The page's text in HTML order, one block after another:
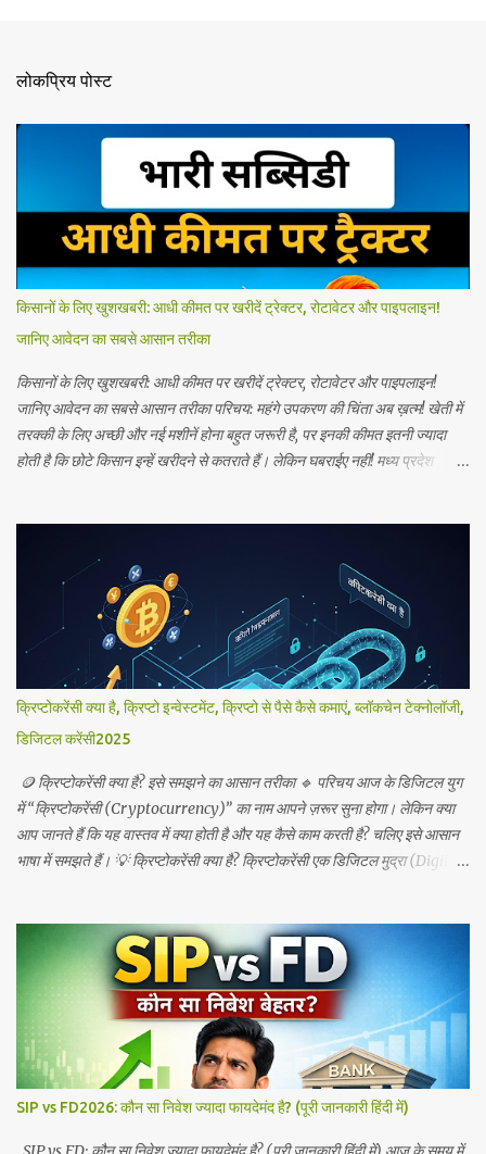
लोकप्रिय पोस्ट
किसानों के लिए खुशखबरी: आधी कीमत पर खरीदें ट्रेक्टर, रोटावेटर और पाइपलाइन!
जानिए आवेदन का सबसे आसान तरीका
किसानों के लिए खुशखबरी: आधी कीमत पर खरीदें ट्रेक्टर, रोटावेटर और पाइपलाइन!
जानिए आवेदन का सबसे आसान तरीका परिचय: महंगे उपकरण की चिंता अब ख़त्म! खेती में
तरक्की के लिए अच्छी और नई मशीनें होना बहुत जरूरी है, पर इनकी कीमत इतनी ज्यादा
होती है कि छोटे किसान इन्हें खरीदने से कतराते हैं। लेकिन घबराईए नहीं! मध्य प्रदेश
Yojana) यह योजना मध्य प्रदेश सरकार के 'किसान कल्याण तथा कृषि विकास विभाग'
द्वारा चलाई जाती है। इसका मुख्य उद्देश्य किसानों को सस्ते में आधुनिक कृषि उपकरण
उपलब्ध कराना है। * कितनी सब्सिडी? 1. सामान्य किसान: कृषि यंत्रों पर 30% से 40%
तक सब्सिडी। 2. SC/ST या महिला किसान: इन्हें प्राथमिकता मिलती है और सब्सिडी
50% तक भी हो सकती है। * किन-किन मशीनों पर मिलती है सब्सिडी? 1. ट्रेक्टर (विशेष
शर्तों के साथ) 2. रोटावेटर (Rotavator) 3. सीड कम फ़र्टिलाइज़र ...
क्रिप्टोकरेंसी क्या है, क्रिप्टो इन्वेस्टमेंट, क्रिप्टो से पैसे कैसे कमाएं, ब्लॉकचेन टेक्नोलॉजी,
डिजिटल करेंसी2025
🪙 क्रिप्टोकरेंसी क्या है? इसे समझने का आसान तरीका 🔹 परिचय आज के डिजिटल युग
में “क्रिप्टोकरेंसी (Cryptocurrency)” का नाम आपने ज़रूर सुना होगा। लेकिन क्या
आप जानते हैं कि यह वास्तव में क्या होती है और यह कैसे काम करती है? चलिए इसे आसान
भाषा में समझते हैं। 💡 क्रिप्टोकरेंसी क्या है? क्रिप्टोकरेंसी एक डिजिटल मुद्रा (Digital
नोट या सिक्के। यह पूरी तरह ऑनलाइन चलने वाली मुद्रा है। इसका उपयोग आप
ऑनलाइन पेमेंट, ट्रेडिंग और निवेश के लिए कर सकते हैं। उदाहरण के लिए * Bitcoin
(BTC) * Ethereum (ETH) * Ripple (XRP) * Dogecoin (DOGE) 🔐
ब्लॉकचेन क्या है और यह कैसे काम करता है? ब्लॉकचेन एक डिजिटल रजिस्टर की तरह
काम करता है जिसमें सभी ट्रांजेक्शन रिकॉर्ड होते हैं। हर ट्रांजेक्शन एक ब्लॉक में जुड़ता है
और यह ब्लॉक दूसरे ब्लॉकों से जुड़कर चेन (श्रृंखला) बना देता है — इसलिए इसे
Blockchain कहा जाता है। इससे डेटा में कोई बदलाव करना लगभग असंभव हो जाता
SIP vs FD2026: कौन सा निवेश ज्यादा फायदेमंद है? (पूरी जानकारी हिंदी में)